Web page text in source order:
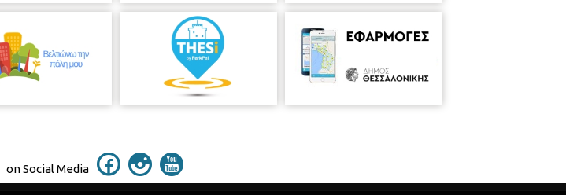
on Social Media